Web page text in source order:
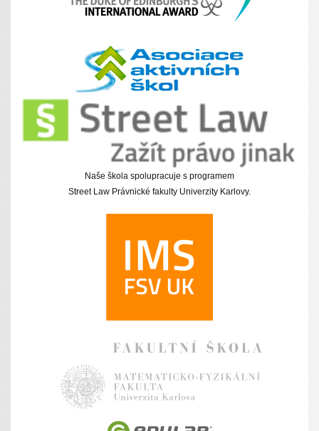
Naše škola spolupracuje s programem
Street Law Právnické fakulty Univerzity Karlovy.